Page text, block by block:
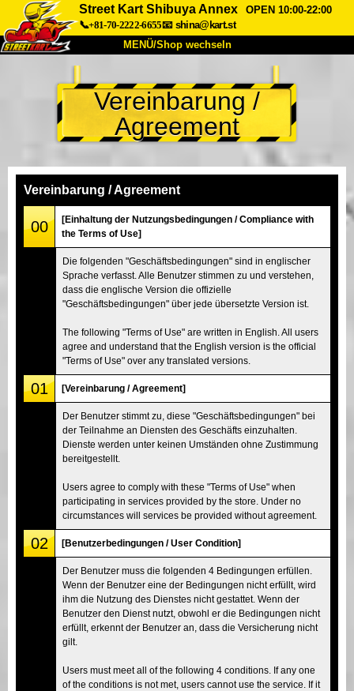
Street Kart Shibuya Annex
OPEN 10:00-22:00
📞+81-70-2222-6655📧 shina@kart.st
MENÜ/Shop wechseln
Über uns Spezifikationen Preise
Anfahrt Bewertungen FAQ
Shop wechseln
Tokio Akihabara#2
Tokio Shibuya Annex Tokio Bucht
Tokio Asakusa
Vereinbarung /
Agreement
Vereinbarung / Agreement
00
[Einhaltung der Nutzungsbedingungen / Compliance with
the Terms of Use]
Die folgenden "Geschäftsbedingungen" sind in englischer
Sprache verfasst. Alle Benutzer stimmen zu und verstehen,
dass die englische Version die offizielle
"Geschäftsbedingungen" über jede übersetzte Version ist.
The following "Terms of Use" are written in English. All users
agree and understand that the English version is the official
"Terms of Use" over any translated versions.
01 [Vereinbarung / Agreement]
Der Benutzer stimmt zu, diese "Geschäftsbedingungen" bei
der Teilnahme an Diensten des Geschäfts einzuhalten.
Dienste werden unter keinen Umständen ohne Zustimmung
bereitgestellt.
Users agree to comply with these "Terms of Use" when
participating in services provided by the store. Under no
circumstances will services be provided without agreement.
02 [Benutzerbedingungen / User Condition]
Der Benutzer muss die folgenden 4 Bedingungen erfüllen.
Wenn der Benutzer eine der Bedingungen nicht erfüllt, wird
ihm die Nutzung des Dienstes nicht gestattet. Wenn der
Benutzer den Dienst nutzt, obwohl er die Bedingungen nicht
erfüllt, erkennt der Benutzer an, dass die Versicherung nicht
gilt.
Users must meet all of the following 4 conditions. If any one
of the conditions is not met, users cannot use the service. If it